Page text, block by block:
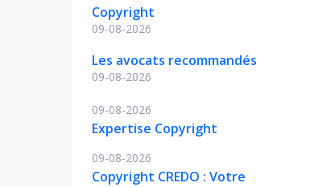
Copyright
09-08-2026
Les avocats recommandés
09-08-2026
09-08-2026
Expertise Copyright
09-08-2026
Copyright CREDO : Votre